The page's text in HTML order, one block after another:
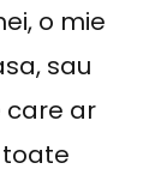
o mie
sau
care ar
toate